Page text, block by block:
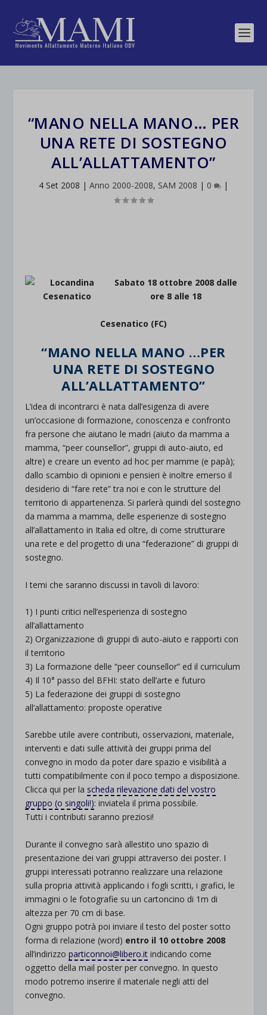
“MANO NELLA MANO… PER
UNA RETE DI SOSTEGNO
ALL’ALLATTAMENTO”
4 Set 2008 | Anno 2000-2008, SAM 2008 | 0 |
Sabato 18 ottobre 2008 dalle
ore 8 alle 18
Cesenatico (FC)
“MANO NELLA MANO …PER
UNA RETE DI SOSTEGNO
ALL’ALLATTAMENTO”
L’idea di incontrarci è nata dall’esigenza di avere
un’occasione di formazione, conoscenza e confronto
fra persone che aiutano le madri (aiuto da mamma a
mamma, “peer counsellor”, gruppi di auto-aiuto, ed
altre) e creare un evento ad hoc per mamme (e papà);
dallo scambio di opinioni e pensieri è inoltre emerso il
desiderio di “fare rete” tra noi e con le strutture del
territorio di appartenenza. Si parlerà quindi del sostegno
da mamma a mamma, delle esperienze di sostegno
all’allattamento in Italia ed oltre, di come strutturare
una rete e del progetto di una “federazione” di gruppi di
sostegno.
I temi che saranno discussi in tavoli di lavoro:
1) I punti critici nell’esperienza di sostegno
all’allattamento
2) Organizzazione di gruppi di auto-aiuto e rapporti con
il territorio
3) La formazione delle “peer counsellor” ed il curriculum
4) Il 10° passo del BFHI: stato dell’arte e futuro
5) La federazione dei gruppi di sostegno
all’allattamento: proposte operative
Sarebbe utile avere contributi, osservazioni, materiale,
interventi e dati sulle attività dei gruppi prima del
convegno in modo da poter dare spazio e visibilità a
tutti compatibilmente con il poco tempo a disposizione.
Clicca qui per la scheda rilevazione dati del vostro
gruppo (o singoli!): inviatela il prima possibile.
Tutti i contributi saranno preziosi!
Durante il convegno sarà allestito uno spazio di
presentazione dei vari gruppi attraverso dei poster. I
gruppi interessati potranno realizzare una relazione
sulla propria attività applicando i fogli scritti, i grafici, le
immagini o le fotografie su un cartoncino di 1m di
altezza per 70 cm di base.
Ogni gruppo potrà poi inviare il testo del poster sotto
forma di relazione (word) entro il 10 ottobre 2008
all’indirizzoparticonnoi@libero.it indicando come
oggetto della mail poster per convegno. In questo
modo potremo inserire il materiale negli atti del
convegno.